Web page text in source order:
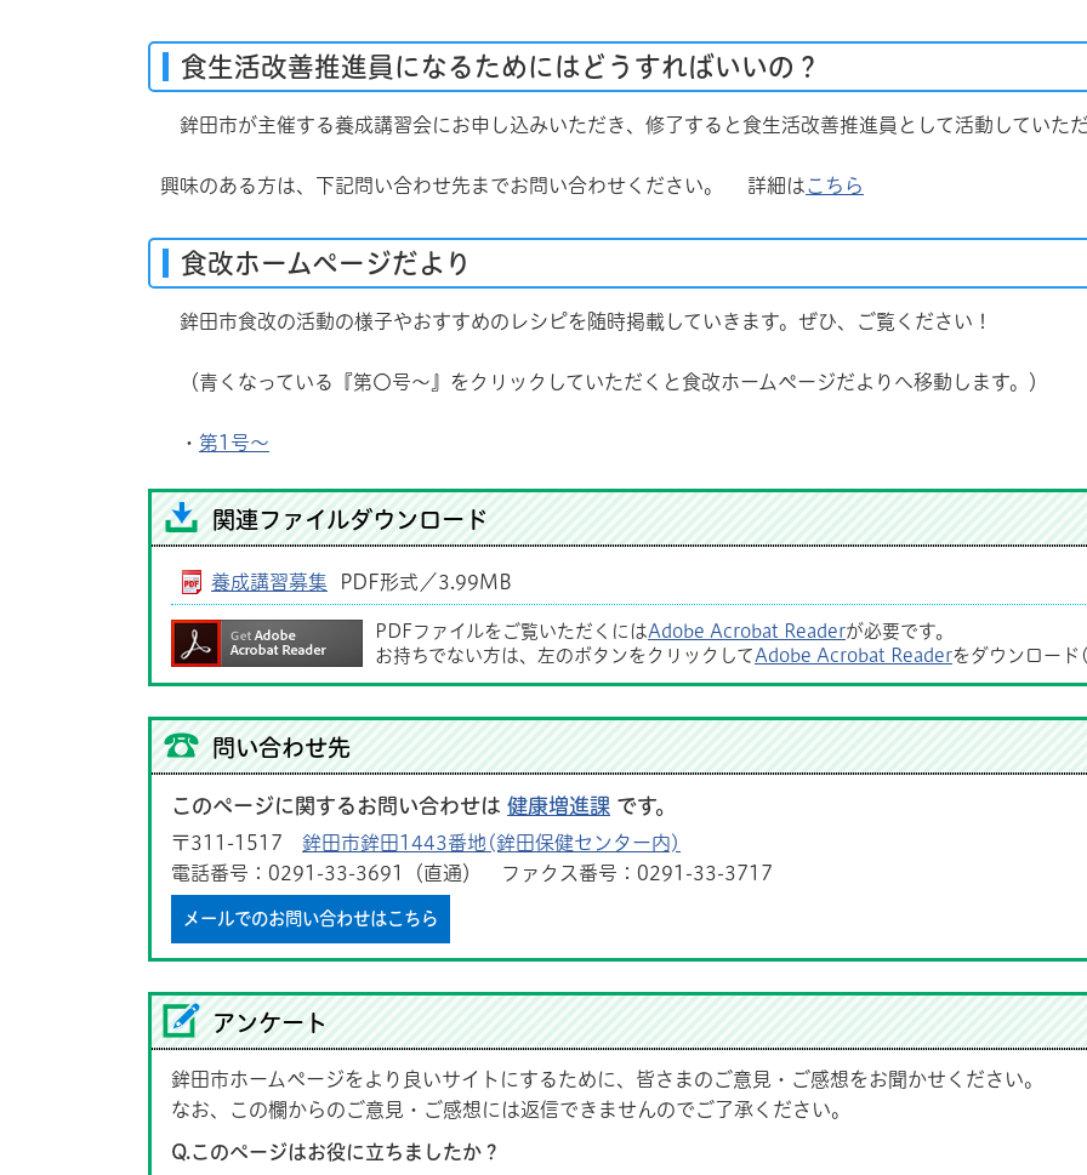
食生活改善推進員になるためにはどうすればいいの？
鉾田市が主催する養成講習会にお申し込みいただき、修了すると食生活改善推進員として活動していただ
興味のある方は、下記問い合わせ先までお問い合わせください。 詳細はこちら
食改ホームページだより
鉾田市食改の活動の様子やおすすめのレシピを随時掲載していきます。ぜひ、ご覧ください！
（青くなっている『第〇号～』をクリックしていただくと食改ホームページだよりへ移動します。）
・ 第1号～
関連ファイルダウンロード
養成講習募集 PDF形式／3.99MB
PDFファイルをご覧いただくにはAdobe Acrobat Readerが必要です。
お持ちでない方は、左のボタンをクリックして Adobe Acrobat Readerをダウンロード
問い合わせ先
このページに関するお問い合わせは 健康増進課 です。
〒311-1517 鉾田市鉾田1443番地(鉾田保健センター内)
電話番号：0291-33-3691（直通） ファクス番号：0291-33-3717
メールでのお問い合わせはこちら
アンケート
鉾田市ホームページをより良いサイトにするために、皆さまのご意見・ご感想をお聞かせください。
なお、この欄からのご意見・ご感想には返信できませんのでご了承ください。
Q.このページはお役に立ちましたか？